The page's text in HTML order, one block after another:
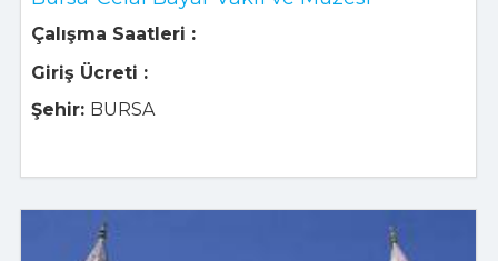
Çalışma Saatleri :
Giriş Ücreti :
Şehir: BURSA